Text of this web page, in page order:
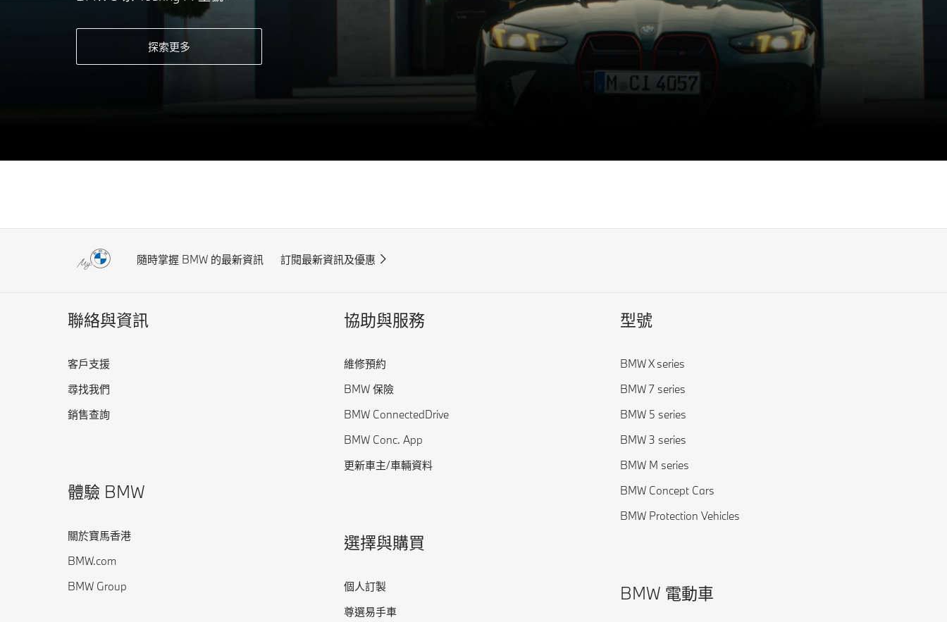
探索更多
隨時掌握 BMW 的最新資訊 訂閱最新資訊及優惠
聯絡與資訊
客戶支援
尋找我們
銷售查詢
體驗 BMW
關於寶馬香港
BMW.com
BMW Group
協助與服務
維修預約
BMW 保險
BMW ConnectedDrive
BMW Conc. App
更新車主/車輛資料
選擇與購買
個人訂製
尊選易手車
型號
BMW X series
BMW 7 series
BMW 5 series
BMW 3 series
BMW M series
BMW Concept Cars
BMW Protection Vehicles
BMW 電動車